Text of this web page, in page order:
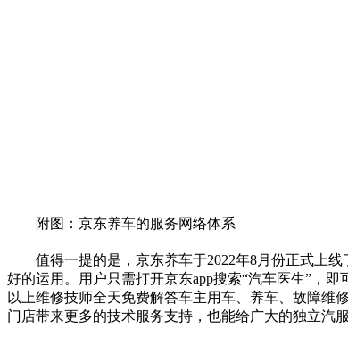
附图：京东养车的服务网络体系
值得一提的是，京东养车于2022年8月份正式上
好的运用。用户只需打开京东app搜索“汽车医生”，
以上维修技师全天免费解答车主用车、养车、故障维
门店带来更多的技术服务支持，也能给广大的独立汽